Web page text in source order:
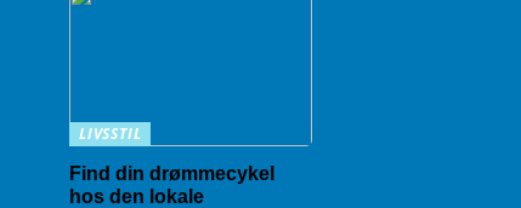
LIVSSTIL
Find din drømmecykel
hos den lokale